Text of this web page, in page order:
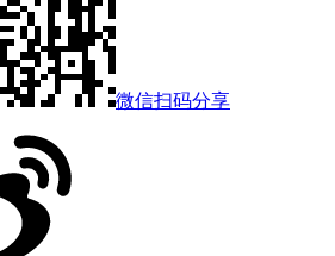
微信扫码分享